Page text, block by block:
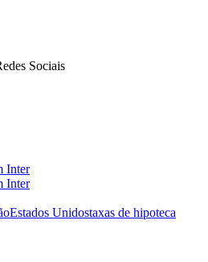
Sociais
Estados Unidostaxas de hipoteca